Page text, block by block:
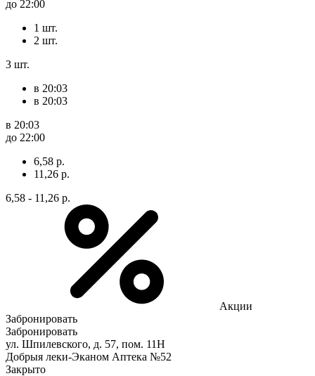
до 22:00
1 шт.
2 шт.
3 шт.
в 20:03
в 20:03
в 20:03
до 22:00
6,58 р.
11,26 р.
6,58 - 11,26 р.
Акции
Забронировать
Забронировать
ул. Шпилевского, д. 57, пом. 11Н
Добрыя леки-Эканом Аптека №52
Закрыто